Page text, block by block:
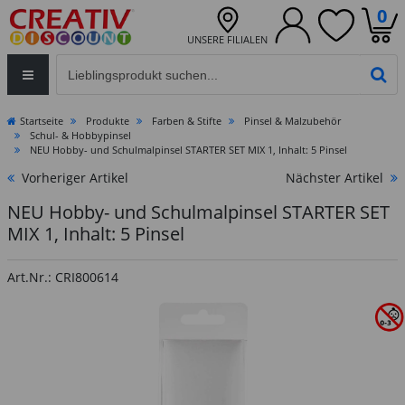
UNSERE FILIALEN
0
Startseite Produkte Farben & Stifte
Pinsel & Malzubehör
Schul- & Hobbypinsel
NEU Hobby- und Schulmalpinsel STARTER SET MIX 1, Inhalt: 5 Pinsel
Vorheriger Artikel Nächster Artikel
NEU Hobby- und Schulmalpinsel STARTER SET
MIX 1, Inhalt: 5 Pinsel
Art.Nr.: CRI800614